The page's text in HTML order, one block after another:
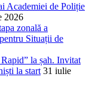
Academiei de Poliție
2026
zonală a
Situații de
la șah. Invitat
la start 31 iulie